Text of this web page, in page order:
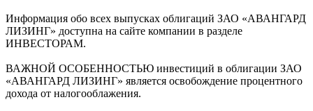
Информация обо всех выпусках облигаций ЗАО «АВАНГАРД
ЛИЗИНГ» доступна на сайте компании в разделе
ИНВЕСТОРАМ.
ВАЖНОЙ ОСОБЕННОСТЬЮ инвестиций в облигации ЗАО
«АВАНГАРД ЛИЗИНГ» является освобождение процентного
дохода от налогооблажения.